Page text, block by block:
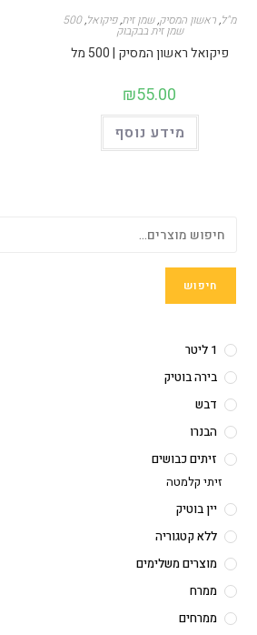
500 מ"ל,ראשון המסיק,שמן זית,פיקואל,
שמן זית בבקבוק
פיקואל ראשון המסיק | 500 מל
₪55.00
מידע נוסף
חיפוש
1 ליטר
בירה בוטיק
דבש
הבנרו
זיתים כבושים
זיתי קלמטה
יין בוטיק
ללא קטגוריה
מוצרים משלימים
ממרח
ממרחים